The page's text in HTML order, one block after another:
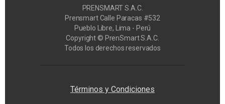
PRENSMART S.A.C.
Prensmart Calle Paracas #532
Pueblo Libre, Lima - Perú
Copyright © PrenSmart S.A.C.
Todos los derechos reservados
Términos y Condiciones